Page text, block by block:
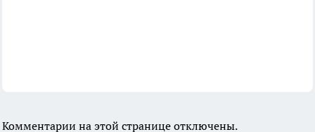
Комментарии на этой странице отключены.